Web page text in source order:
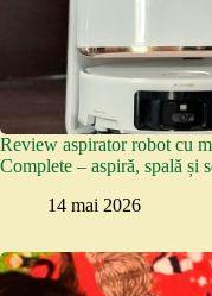
Review aspirator robot cu
Complete – aspiră, spală și
14 mai 2026